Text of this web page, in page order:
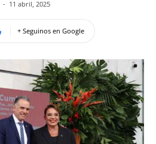
- 11 abril, 2025
+ Seguinos en Google